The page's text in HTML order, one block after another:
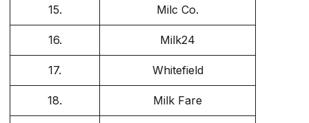
15. Milc Co.
16. Milk24
17. Whitefield
18. Milk Fare